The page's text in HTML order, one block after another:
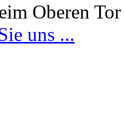
Oberen Tor
uns ...